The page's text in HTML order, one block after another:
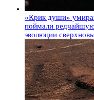
«Крик души»
поймали
эволюции